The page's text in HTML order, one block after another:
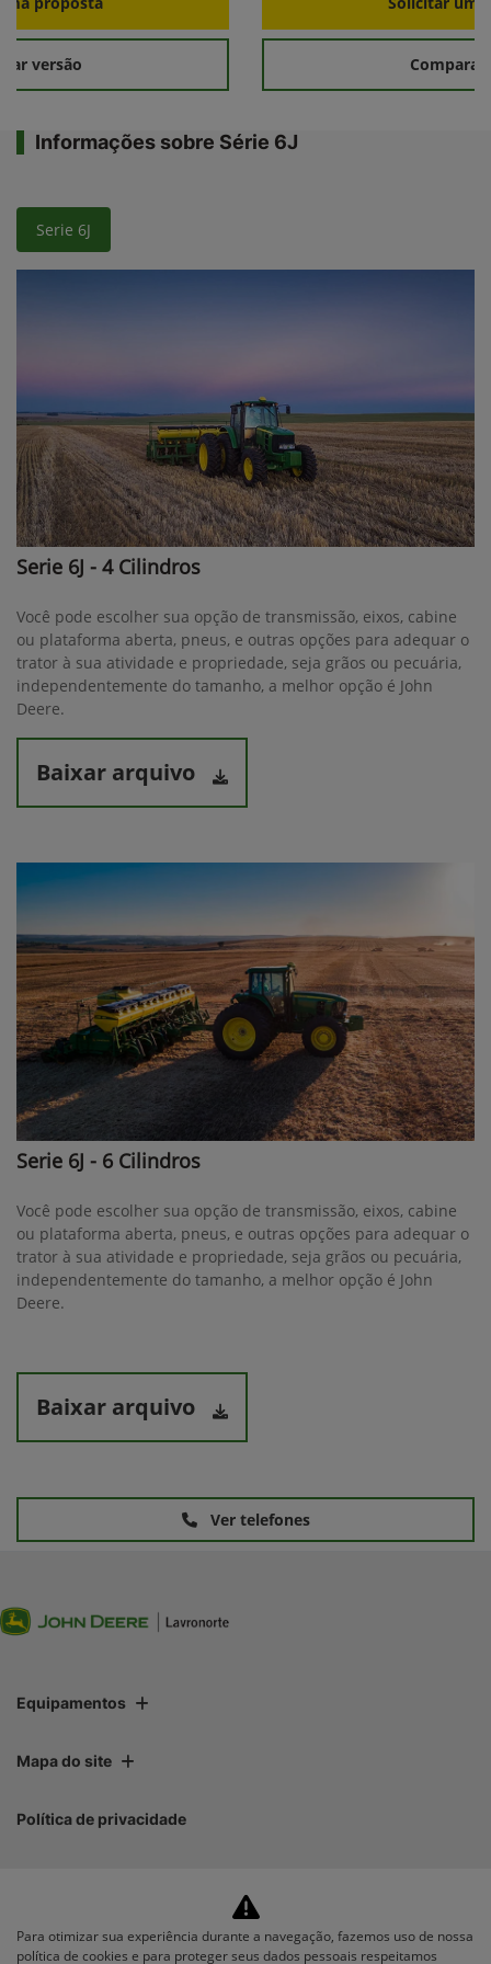
versão Comparar
Informações sobre Série 6J
Serie 6J
Serie 6J - 4 Cilindros
Você pode escolher sua opção de transmissão, eixos, cabine
ou plataforma aberta, pneus, e outras opções para adequar o
trator à sua atividade e propriedade, seja grãos ou pecuária,
independentemente do tamanho, a melhor opção é John
Deere.
Baixar arquivo
Serie 6J - 6 Cilindros
Você pode escolher sua opção de transmissão, eixos, cabine
ou plataforma aberta, pneus, e outras opções para adequar o
trator à sua atividade e propriedade, seja grãos ou pecuária,
independentemente do tamanho, a melhor opção é John
Deere.
Baixar arquivo
Ver telefones
Equipamentos
Mapa do site
Política de privacidade
CNPJ: 05.283.031/0001-10
Para otimizar sua experiência durante a navegação, fazemos uso de nossa
política de cookies e para proteger seus dados pessoais respeitamos